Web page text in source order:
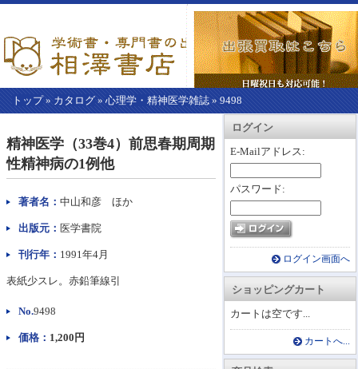
トップ» カタログ » 心理学・精神医学雑誌 » 9498
カートを見る
ログイン
E-Mailアドレス:
パスワード:
ログイン画面へ
ショッピングカート
カートは空です...
カートへ...
こ
か
ら
本
文】
精神医学（33巻4）前思春期周期
性精神病の1例他
著者名： 中山和彦 ほか
出版元： 医学書院
刊行年： 1991年4月
表紙少スレ。赤鉛筆線引
No.9498
価格： 1,200円